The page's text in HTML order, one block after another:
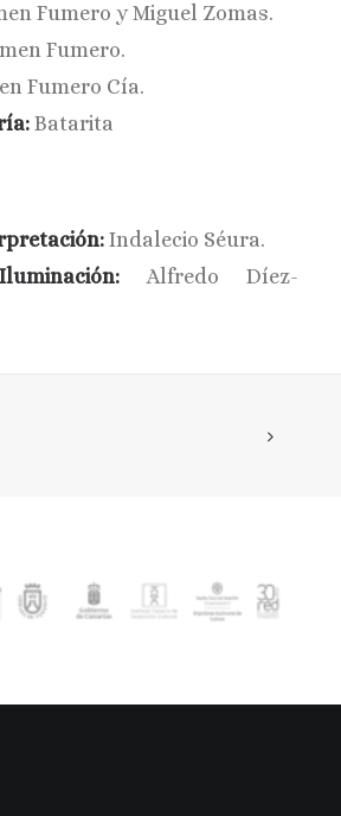
Fumero y Miguel Zomas.
Fumero.
Fumero Cía.
Batarita
Indalecio Séura.
Alfredo Díez-